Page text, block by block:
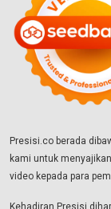
Presisi.co berada
kami untuk
video kepada para